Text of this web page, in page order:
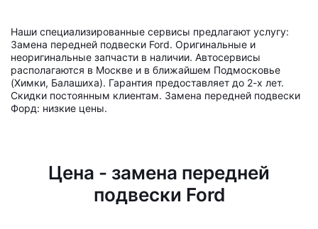
Наши специализированные сервисы предлагают услугу:
Замена передней подвески Ford. Оригинальные и
неоригинальные запчасти в наличии. Автосервисы
располагаются в Москве и в ближайшем Подмосковье
(Химки, Балашиха). Гарантия предоставляет до 2-х лет.
Скидки постоянным клиентам. Замена передней подвески
Форд: низкие цены.
Цена - замена передней
подвески Ford